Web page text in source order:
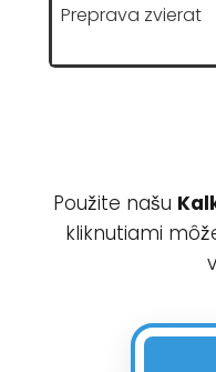
Preprava zvierat
Použite našu
kliknutiami